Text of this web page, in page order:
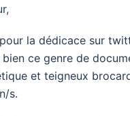
la dédicace sur
bien ce genre de
et teigneux
s.